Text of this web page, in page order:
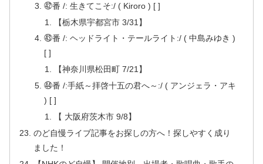
㊷番 /: 生きてこそ:/ ( Kiroro ) [ ]
【栃木県宇都宮市 3/31】
㊸番 /: ヘッドライト・テールライト:/ ( 中島みゆき )
[ ]
【神奈川県松田町 7/21】
㊹番 /:手紙～拝啓十五の君へ～:/ ( アンジェラ・アキ
) [ ]
【 大阪府茨木市 9/8】
のど自慢ライブ記事をお探しの方へ！探しやすく成り
ました！